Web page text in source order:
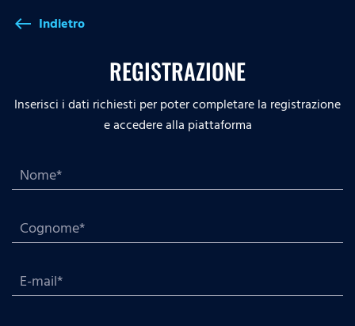
west Indietro
REGISTRAZIONE
Inserisci i dati richiesti per poter completare la registrazione
e accedere alla piattaforma